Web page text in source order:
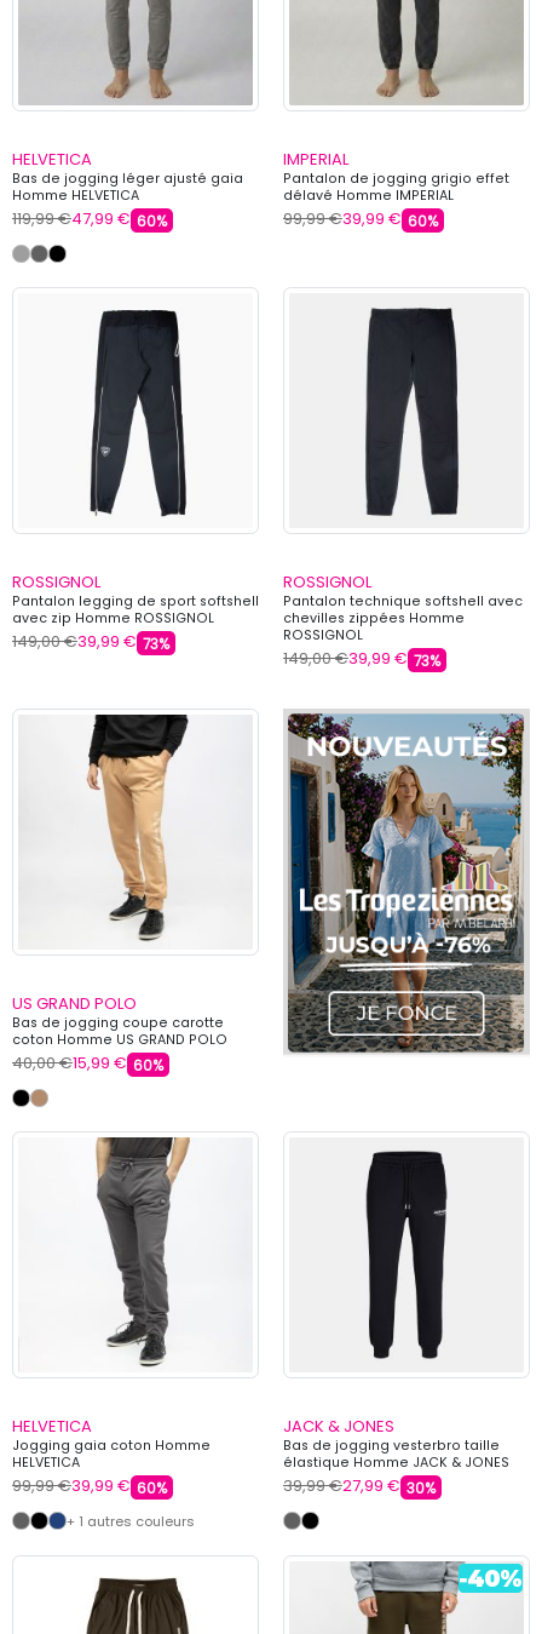
HELVETICA
Bas de jogging léger ajusté gaia
Homme HELVETICA
119,99 €47,99 € 60%
IMPERIAL
Pantalon de jogging grigio effet
délavé Homme IMPERIAL
99,99 €39,99 € 60%
ROSSIGNOL
Pantalon legging de sport softshell
avec zip Homme ROSSIGNOL
149,00 €39,99 € 73%
ROSSIGNOL
Pantalon technique softshell avec
chevilles zippées Homme
ROSSIGNOL
149,00 €39,99 € 73%
US GRAND POLO
Bas de jogging coupe carotte
coton Homme US GRAND POLO
40,00 €15,99 € 60%
HELVETICA
Jogging gaia coton Homme
HELVETICA
99,99 €39,99 € 60%
+ 1 autres couleurs
JACK & JONES
Bas de jogging vesterbro taille
élastique Homme JACK & JONES
39,99 €27,99 € 30%